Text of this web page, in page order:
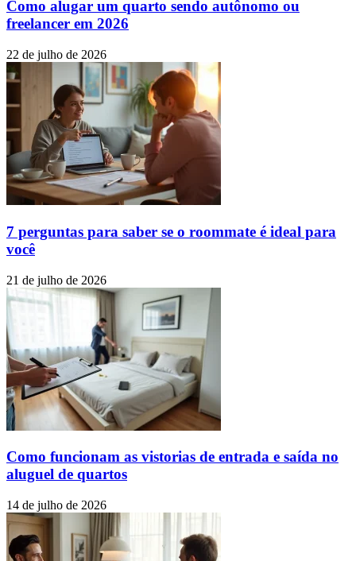
Como alugar um quarto sendo autônomo ou
freelancer em 2026
22 de julho de 2026
7 perguntas para saber se o roommate é ideal para
você
21 de julho de 2026
Como funcionam as vistorias de entrada e saída no
aluguel de quartos
14 de julho de 2026